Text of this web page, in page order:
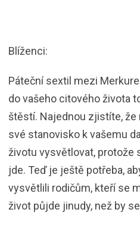
Blíženci:
Páteční sextil mezi
do vašeho citového života
štěstí. Najednou zjistíte,
své stanovisko k vašemu
životu vysvětlovat, protože
jde. Teď je ještě potřeba,
vysvětlili rodičům, kteří se
život půjde jinudy, než by